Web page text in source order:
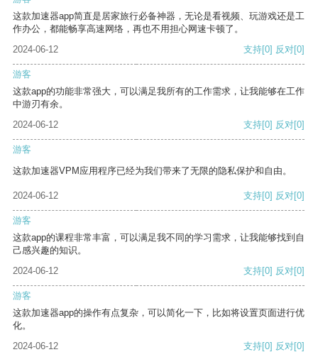
这款加速器app简直是居家旅行必备神器，无论是看视频、玩游戏还是工
作办公，都能畅享高速网络，再也不用担心网速卡顿了。
2024-06-12
支持[0] 反对[0]
游客
这款app的功能非常强大，可以满足我所有的工作需求，让我能够在工作
中游刃有余。
2024-06-12
支持[0] 反对[0]
游客
这款加速器VPM应用程序已经为我们带来了无限的隐私保护和自由。
2024-06-12 支持[0] 反对[0]
游客
这款app的课程非常丰富，可以满足我不同的学习需求，让我能够找到自
己感兴趣的知识。
2024-06-12
支持[0] 反对[0]
游客
这款加速器app的操作有点复杂，可以简化一下，比如将设置页面进行优
化。
2024-06-12
支持[0] 反对[0]